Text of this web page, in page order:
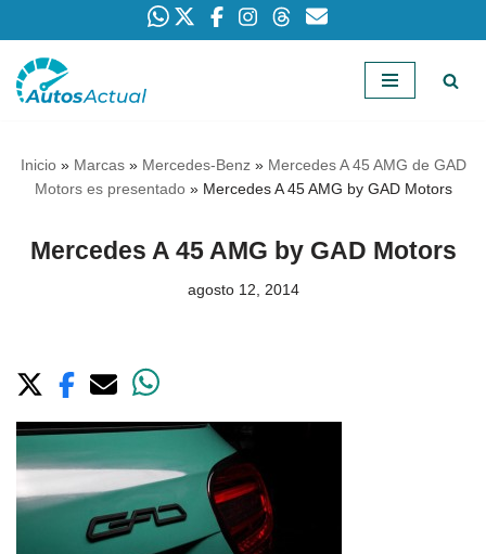
Saltar
Inicio» Marcas» Mercedes-Benz » Mercedes A 45 AMG de GAD
Motors es presentado» Mercedes A 45 AMG by GAD Motors
Mercedes A 45 AMG by GAD Motors
agosto 12, 2014